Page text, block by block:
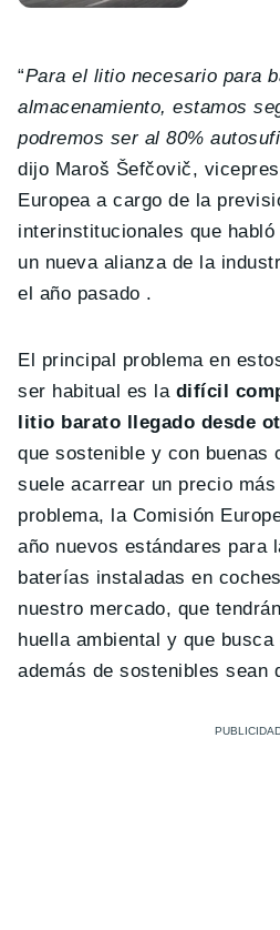
“Para el litio necesario para
almacenamiento, estamos
podremos ser al 80%
dijo Maroš Šefčovič,
Europea a cargo de la
interinstitucionales que
un nueva alianza de la
el año pasado .
El principal problema en
ser habitual es ladifícil
litio barato llegado desde
que sostenible y con buenas
suele acarrear un precio
problema, la Comisión
año nuevos estándares para
baterías instaladas en
nuestro mercado, que
huella ambiental y que
además de sostenibles sean